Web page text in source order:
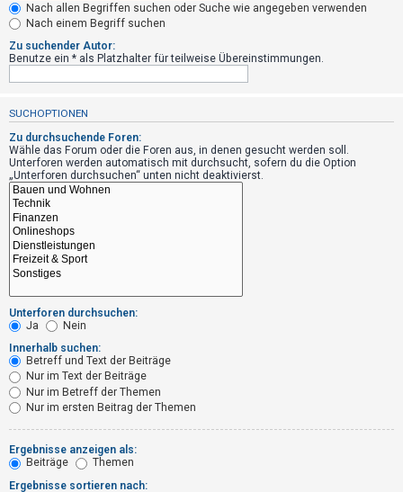
e
g
i
s
r
i
e
r
e
n
n
b
e
a
n
t
w
o
r
Nach allen Begriffen suchen oder Suche wie angegeben verwenden
Nach einem Begriff suchen
Zu suchender Autor:
Benutze ein * als Platzhalter für teilweise Übereinstimmungen.
SUCHOPTIONEN
Zu durchsuchende Foren:
Wähle das Forum oder die Foren aus, in denen gesucht werden soll.
Unterforen werden automatisch mit durchsucht, sofern du die Option
„Unterforen durchsuchen“ unten nicht deaktivierst.
Unterforen durchsuchen:
Ja
Nein
Innerhalb suchen:
Betreff und Text der Beiträge
Nur im Text der Beiträge
Nur im Betreff der Themen
Nur im ersten Beitrag der Themen
Ergebnisse anzeigen als:
Beiträge
Themen
Ergebnisse sortieren nach: